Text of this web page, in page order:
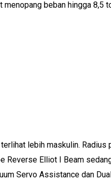
menopang beban hingga 8,5
lebih maskulin. Radius
Reverse Elliot I Beam
Servo Assistance dan